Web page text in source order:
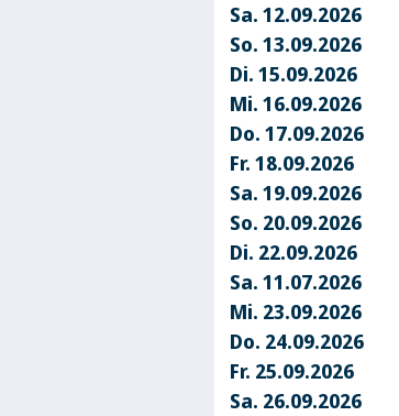
Sa. 12.09.2026
So. 13.09.2026
Di. 15.09.2026
Mi. 16.09.2026
Do. 17.09.2026
Fr. 18.09.2026
Sa. 19.09.2026
So. 20.09.2026
Di. 22.09.2026
Sa. 11.07.2026
Mi. 23.09.2026
Do. 24.09.2026
Fr. 25.09.2026
Sa. 26.09.2026